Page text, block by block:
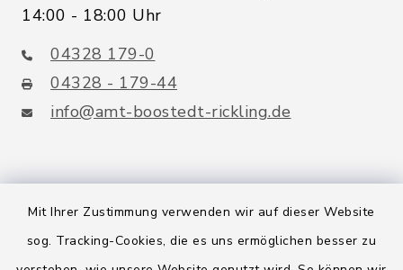
Mit Ihrer Zustimmung verwenden wir auf dieser Website
sog. Tracking-Cookies, die es uns ermöglichen besser zu
14:00 - 18:00 Uhr
04328 179-0
04328 - 179-44
info@amt-boostedt-rickling.de
Quicklinks
Amt Boostedt-Rickling